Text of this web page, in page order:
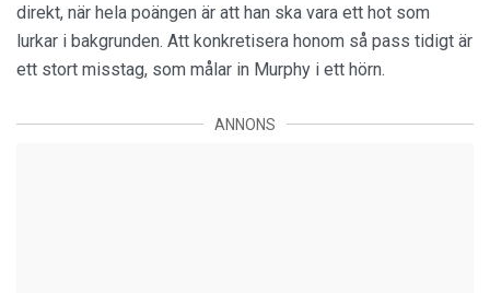
direkt, när hela poängen är att han ska vara ett hot som
lurkar i bakgrunden. Att konkretisera honom så pass tidigt är
ett stort misstag, som målar in Murphy i ett hörn.
ANNONS